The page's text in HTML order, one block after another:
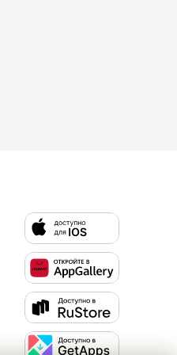
OF OPHELIA - TAYLOR